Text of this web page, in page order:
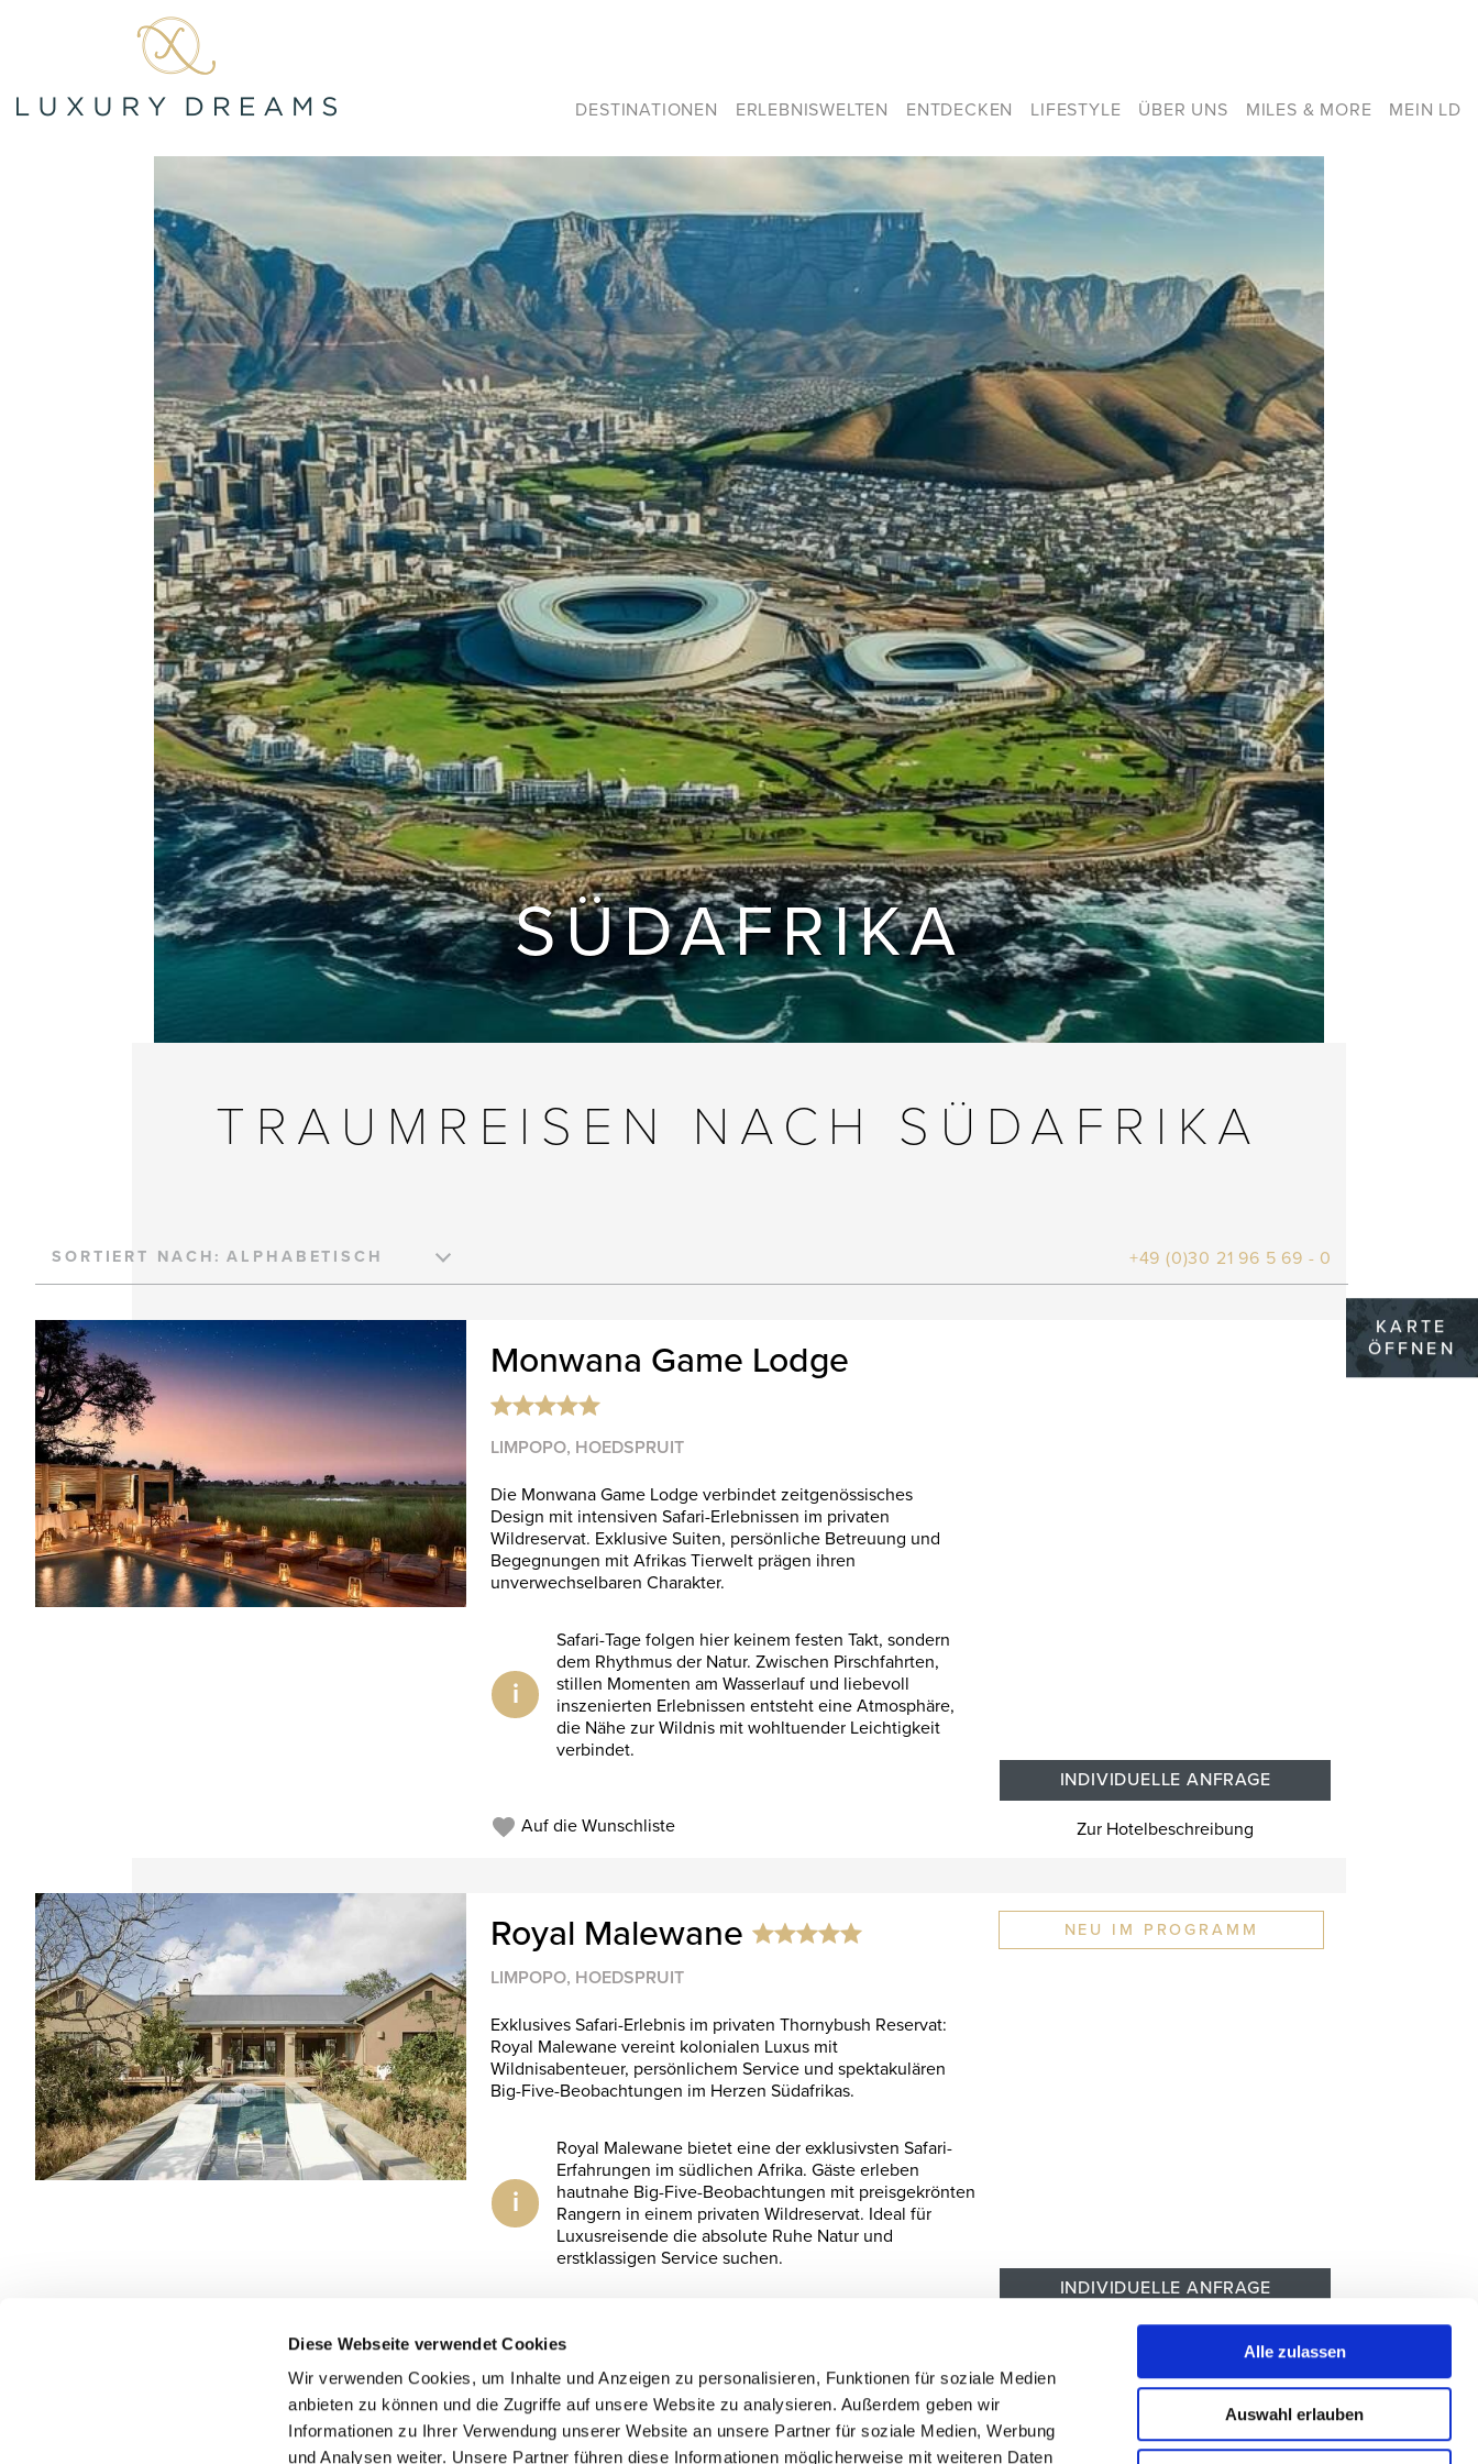
Diese Webseite verwendet Cookies
Wir verwenden Cookies, um Inhalte und Anzeigen zu personalisieren, Funktionen für soziale Medien
anbieten zu können und die Zugriffe auf unsere Website zu analysieren. Außerdem geben wir
Informationen zu Ihrer Verwendung unserer Website an unsere Partner für soziale Medien, Werbung
und Analysen weiter. Unsere Partner führen diese Informationen möglicherweise mit weiteren Daten
Alle zulassen
Auswahl erlauben
DESTINATIONEN ERLEBNISWELTEN ENTDECKEN LIFESTYLE ÜBER UNS MILES & MORE MEIN LD
SÜDAFRIKA
KARTE
ÖFFNEN
TRAUMREISEN NACH SÜDAFRIKA
SORTIERT NACH: +49 (0)30 21 96 5 69 - 0
Monwana Game Lodge
LIMPOPO, HOEDSPRUIT
Die Monwana Game Lodge verbindet zeitgenössisches
Design mit intensiven Safari-Erlebnissen im privaten
Wildreservat. Exklusive Suiten, persönliche Betreuung und
Begegnungen mit Afrikas Tierwelt prägen ihren
unverwechselbaren Charakter.
i
Safari-Tage folgen hier keinem festen Takt, sondern
dem Rhythmus der Natur. Zwischen Pirschfahrten,
stillen Momenten am Wasserlauf und liebevoll
inszenierten Erlebnissen entsteht eine Atmosphäre,
die Nähe zur Wildnis mit wohltuender Leichtigkeit
verbindet.
INDIVIDUELLE ANFRAGE
Zur Hotelbeschreibung
Auf die Wunschliste
NEU IM PROGRAMM
Royal Malewane
LIMPOPO, HOEDSPRUIT
Exklusives Safari-Erlebnis im privaten Thornybush Reservat:
Royal Malewane vereint kolonialen Luxus mit
Wildnisabenteuer, persönlichem Service und spektakulären
Big-Five-Beobachtungen im Herzen Südafrikas.
i
Royal Malewane bietet eine der exklusivsten Safari-
Erfahrungen im südlichen Afrika. Gäste erleben
hautnahe Big-Five-Beobachtungen mit preisgekrönten
Rangern in einem privaten Wildreservat. Ideal für
Luxusreisende die absolute Ruhe Natur und
erstklassigen Service suchen.
INDIVIDUELLE ANFRAGE
Auf die Wunschliste
*) Die angebotenen Preise/Zimmerkategorien gelten je nach Verfügbarkeit.